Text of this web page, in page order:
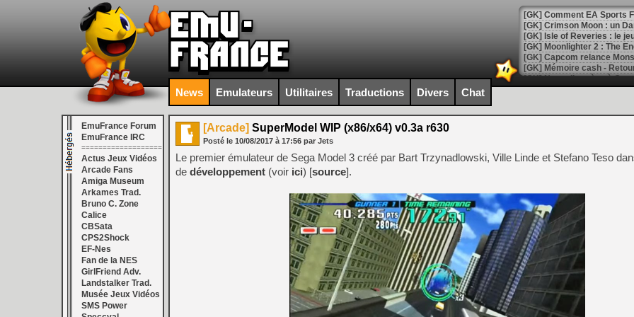
[GK] Comment EA Sports
[GK] Crimson Moon : un
[GK] Isle of Reveries : le
[GK] Moonlighter 2 : The
[GK] Capcom relance
[Mo5] Deux inédits du
[GK] Le beat'em up The
[GK] Endless Legend 2 :
[LS] [PS5] Le WebKit
[GK] Oubliez Crazy Taxi,
[LS] [Switch] NSZ 5.0.0
[GK] No More Room in
[GK] Un chatbot Atelier
[GK] Mémoire cash -
News Emulateurs Utilitaires Traductions Divers Chat
EmuFrance Forum
EmuFrance IRC
===================
Actus Jeux Vidéos
Arcade Fans
Amiga Museum
Arkames Trad.
Bruno C. Zone
Calice
CBSata
CPS2Shock
EF-Nes
Fan de la NES
GirlFriend Adv.
Landstalker Trad.
Musée Jeux Vidéos
SMS Power
[Arcade] SuperModel WIP (x86/x64) v0.3a r630
Posté le 10/08/2017 à 17:56 par Jets
Le premier émulateur de Sega Model 3 créé par Bart Trzynadlowski, Ville Linde et Stefano Teso
de développement (voir ici) [source].